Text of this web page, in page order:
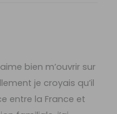
bien m’ouvrir sur
je croyais qu’il
entre la France et